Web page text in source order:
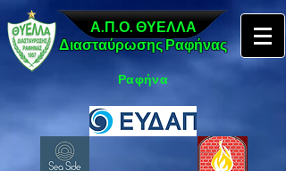
Α.Π.Ο. ΘΥΕΛΛΑ
Διασταύρωσης Ραφήνας
Ραφήνα